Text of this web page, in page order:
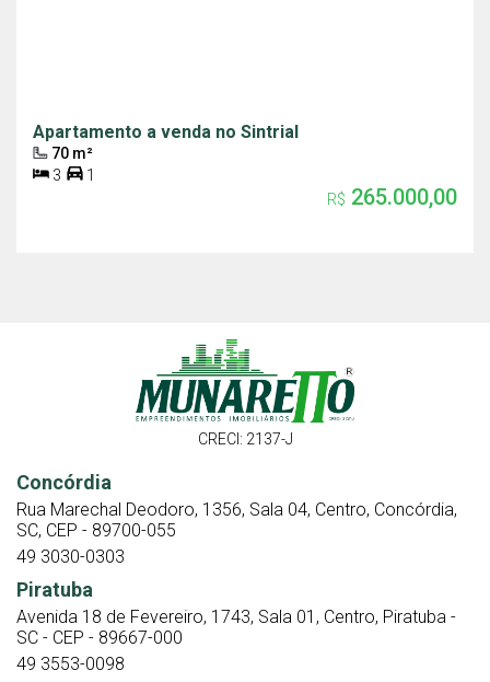
Apartamento a venda no Sintrial
70 m²
3
1
R$ 265.000,00
CRECI: 2137-J
Concórdia
Rua Marechal Deodoro, 1356, Sala 04, Centro, Concórdia,
SC, CEP - 89700-055
49 3030-0303
Piratuba
Avenida 18 de Fevereiro, 1743, Sala 01, Centro, Piratuba -
SC - CEP - 89667-000
49 3553-0098